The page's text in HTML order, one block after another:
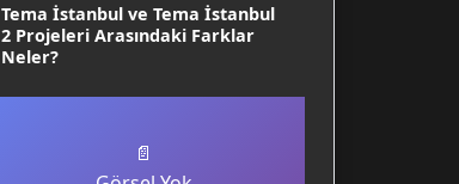
Tema İstanbul ve Tema İstanbul
2 Projeleri Arasındaki Farklar
Neler?
📄